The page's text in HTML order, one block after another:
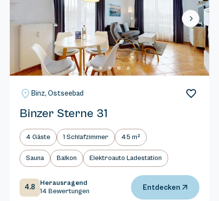
Next
Binz, Ostseebad
Binzer Sterne 31
4 Gäste 1 Schlafzimmer 45 m²
Sauna Balkon Elektroauto Ladestation
4.8
Herausragend
14 Bewertungen
Entdecken